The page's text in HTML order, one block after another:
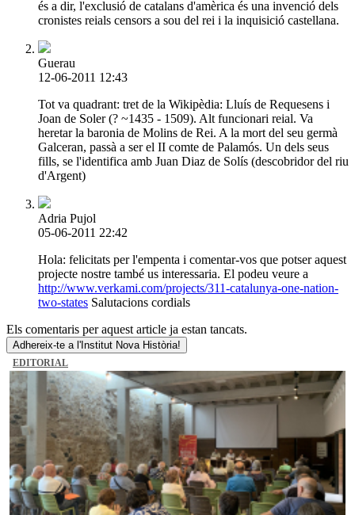
és a dir, l'exclusió de catalans d'amèrica és una invenció dels
cronistes reials censors a sou del rei i la inquisició castellana.
Guerau
12-06-2011 12:43
Tot va quadrant: tret de la Wikipèdia: Lluís de Requesens i
Joan de Soler (? ~1435 - 1509). Alt funcionari reial. Va
heretar la baronia de Molins de Rei. A la mort del seu germà
Galceran, passà a ser el II comte de Palamós. Un dels seus
fills, se l'identifica amb Juan Diaz de Solís (descobridor del riu
d'Argent)
Adria Pujol
05-06-2011 22:42
Hola: felicitats per l'empenta i comentar-vos que potser aquest
projecte nostre també us interessaria. El podeu veure a
http://www.verkami.com/projects/311-catalunya-one-nation-
two-states Salutacions cordials
Els comentaris per aquest article ja estan tancats.
Adhereix-te a l'Institut Nova Història!
EDITORIAL